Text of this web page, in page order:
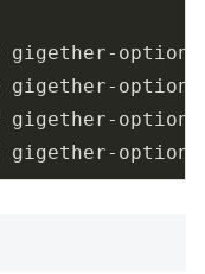
gigether-
gigether-
gigether-
gigether-